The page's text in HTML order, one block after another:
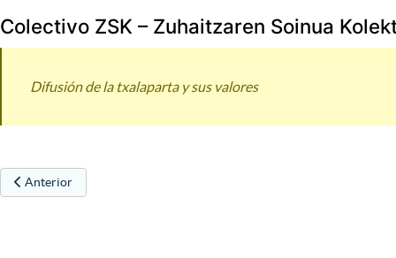
Colectivo ZSK – Zuhaitzaren Soinua
Difusión de la txalaparta y sus valores
Artículo anterior: ZarraparraZ
Anterior